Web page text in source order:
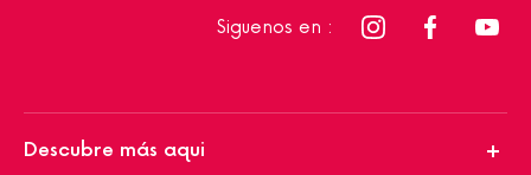
Siguenos en :
Descubre más aqui